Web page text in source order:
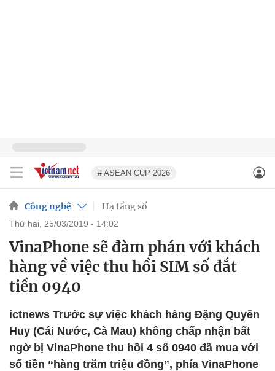
# ASEAN CUP 2026
Công nghệ Hạ tầng số
thứ hai, 25/03/2019 - 14:02
VinaPhone sẽ đàm phán với khách
hàng về việc thu hồi SIM số đắt
tiền 0940
ictnews Trước sự việc khách hàng Đặng Quyền
Huy (Cái Nước, Cà Mau) không chấp nhận bất
ngờ bị VinaPhone thu hồi 4 số 0940 đã mua với
số tiền “hàng trăm triệu đồng”, phía VinaPhone